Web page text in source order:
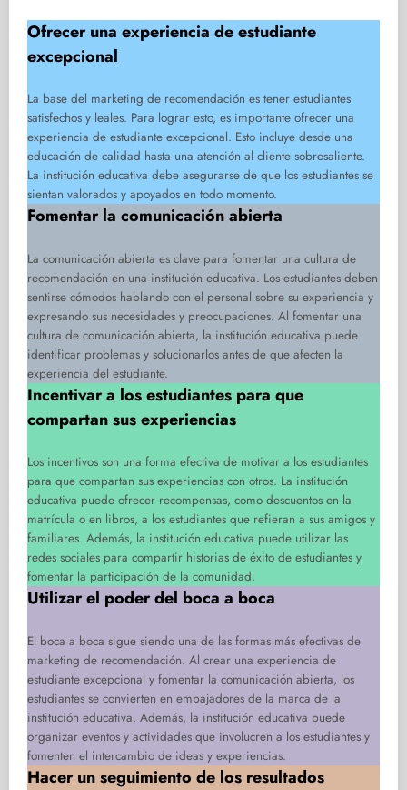
Ofrecer una experiencia de estudiante
excepcional
La base del marketing de recomendación es tener estudiantes
satisfechos y leales. Para lograr esto, es importante ofrecer una
experiencia de estudiante excepcional. Esto incluye desde una
educación de calidad hasta una atención al cliente sobresaliente.
La institución educativa debe asegurarse de que los estudiantes se
sientan valorados y apoyados en todo momento.
Fomentar la comunicación abierta
La comunicación abierta es clave para fomentar una cultura de
recomendación en una institución educativa. Los estudiantes deben
sentirse cómodos hablando con el personal sobre su experiencia y
expresando sus necesidades y preocupaciones. Al fomentar una
cultura de comunicación abierta, la institución educativa puede
identificar problemas y solucionarlos antes de que afecten la
experiencia del estudiante.
Incentivar a los estudiantes para que
compartan sus experiencias
Los incentivos son una forma efectiva de motivar a los estudiantes
para que compartan sus experiencias con otros. La institución
educativa puede ofrecer recompensas, como descuentos en la
matrícula o en libros, a los estudiantes que refieran a sus amigos y
familiares. Además, la institución educativa puede utilizar las
redes sociales para compartir historias de éxito de estudiantes y
fomentar la participación de la comunidad.
Utilizar el poder del boca a boca
El boca a boca sigue siendo una de las formas más efectivas de
marketing de recomendación. Al crear una experiencia de
estudiante excepcional y fomentar la comunicación abierta, los
estudiantes se convierten en embajadores de la marca de la
institución educativa. Además, la institución educativa puede
organizar eventos y actividades que involucren a los estudiantes y
fomenten el intercambio de ideas y experiencias.
Hacer un seguimiento de los resultados